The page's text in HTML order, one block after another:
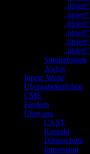
Sonderfolgen
Archiv
Innere Werte
Übergabekäffchen
CME
Fördern
Über uns
CAST
Kontakt
Datenschutz
Impressum